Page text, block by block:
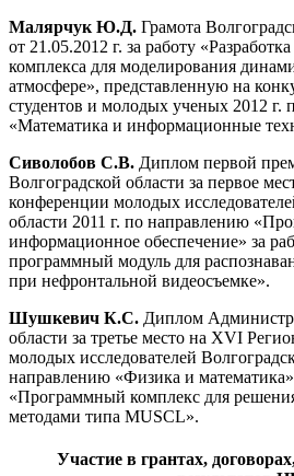
Малярчук Ю.Д. Грамота
от 21.05.2012 г. за работу
комплекса для моделирования
атмосфере», представленную на
студентов и молодых ученых 2012 г.
«Математика и информационные
Сиволобов С.В. Диплом первой
Волгоградской области за первое
конференции молодых
области 2011 г. по направлению
информационное обеспечение» за
программный модуль для
при нефронтальной видеосъемке».
Шушкевич К.С. Диплом
области за третье место на XVI
молодых исследователей
направлению «Физика и математика»
«Программный комплекс для
методами типа MUSCL».
Участие в грантах,